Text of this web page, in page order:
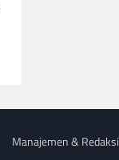
Manajemen & Redaksi